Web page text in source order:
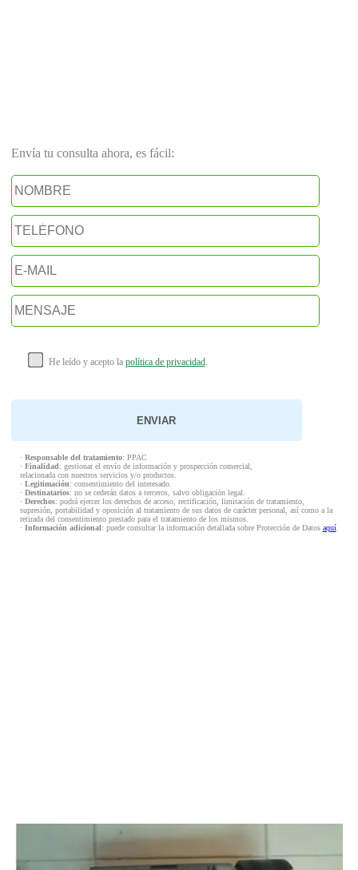
Envía tu consulta ahora, es fácil:
He leído y acepto la política de privacidad.
· Responsable del tratamiento: PPAC
· Finalidad: gestionar el envío de información y prospección comercial,
relacionada con nuestros servicios y/o productos.
· Legitimación: consentimiento del interesado.
· Destinatarios: no se cederán datos a terceros, salvo obligación legal.
· Derechos: podrá ejercer los derechos de acceso, rectificación, limitación de tratamiento,
supresión, portabilidad y oposición al tratamiento de sus datos de carácter personal, así como a la
retirada del consentimiento prestado para el tratamiento de los mismos.
· Información adicional: puede consultar la información detallada sobre Protección de Datos aquí.